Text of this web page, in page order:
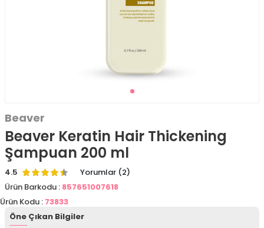
Beaver
Beaver Keratin Hair Thickening
Şampuan 200 ml
4.5
Yorumlar (2)
Ürün Barkodu : 857651007618
Ürün Kodu : 73833
Öne Çıkan Bilgiler